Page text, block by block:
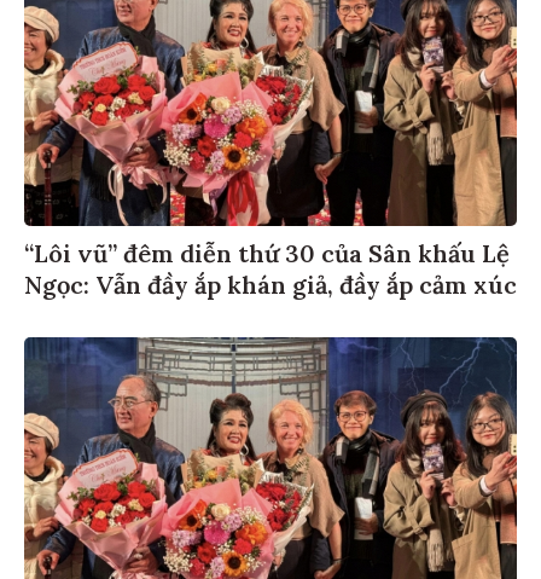
“Lôi vũ” đêm diễn thứ 30 của Sân khấu Lệ
Ngọc: Vẫn đầy ắp khán giả, đầy ắp cảm xúc